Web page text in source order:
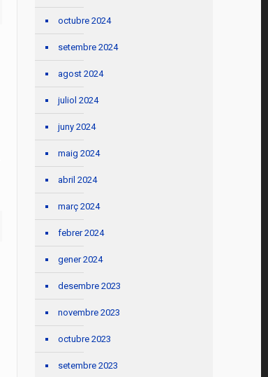
octubre 2024
setembre 2024
agost 2024
juliol 2024
juny 2024
maig 2024
abril 2024
març 2024
febrer 2024
gener 2024
desembre 2023
novembre 2023
octubre 2023
setembre 2023